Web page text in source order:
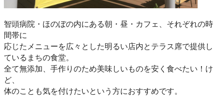
智頭病院・ほのぼの内にある朝・昼・カフェ、それぞれの時
間帯に
応じたメニューを広々とした明るい店内とテラス席で提供し
ているまちの食堂。
全て無添加、手作りのため美味しいものを安く食べたい！け
ど、
体のことも気を付けたいという方におすすめです。